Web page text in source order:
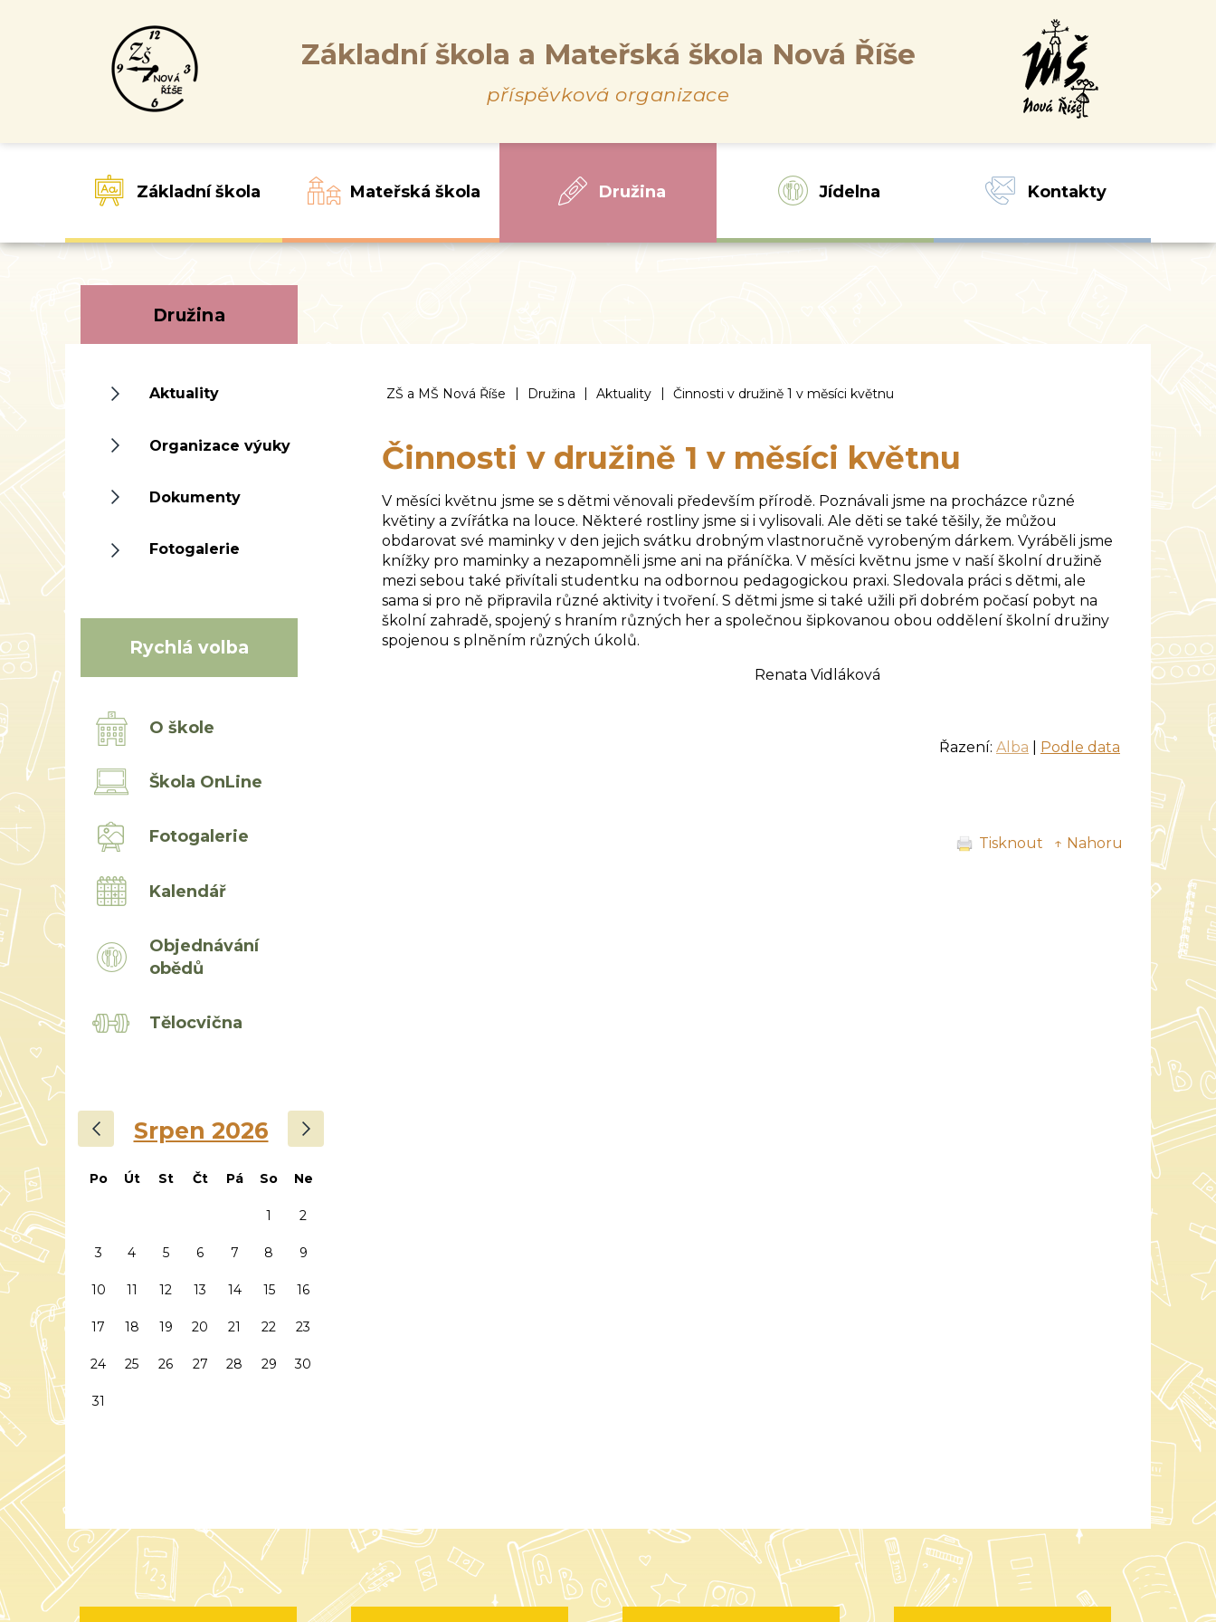
Základní škola a Mateřská škola Nová Říše
příspěvková organizace
Základní škola Mateřská škola Družina Jídelna Kontakty
ZŠ a MŠ Nová Říše | Družina | Aktuality | Činnosti v družině 1 v měsíci květnu
Činnosti v družině 1 v měsíci květnu
V měsíci květnu jsme se s dětmi věnovali především přírodě. Poznávali jsme na procházce různé
květiny a zvířátka na louce. Některé rostliny jsme si i vylisovali. Ale děti se také těšily, že můžou
obdarovat své maminky v den jejich svátku drobným vlastnoručně vyrobeným dárkem. Vyráběli jsme
knížky pro maminky a nezapomněli jsme ani na přáníčka. V měsíci květnu jsme v naší školní družině
mezi sebou také přivítali studentku na odbornou pedagogickou praxi. Sledovala práci s dětmi, ale
sama si pro ně připravila různé aktivity i tvoření. S dětmi jsme si také užili při dobrém počasí pobyt na
školní zahradě, spojený s hraním různých her a společnou šipkovanou obou oddělení školní družiny
spojenou s plněním různých úkolů.
Renata Vidláková
Řazení: Alba Podle data
Tisknout ↑ Nahoru
Družina
Aktuality
Organizace výuky
Dokumenty
Fotogalerie
Rychlá volba
O škole
Škola OnLine
Fotogalerie
Kalendář
Objednávání
obědů
Tělocvična
Srpen 2026 ›
Po Út St Čt Pá So Ne
1 2
3 4 5 6 7 8 9
10 11 12 13 14 15 16
17 18 19 20 21 22 23
24 25 26 27 28 29 30
31